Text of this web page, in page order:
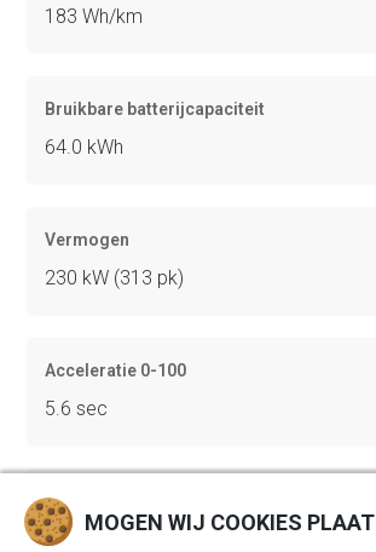
183 Wh/km
Bruikbare batterijcapaciteit
64.0 kWh
Vermogen
230 kW (313 pk)
Acceleratie 0-100
5.6 sec
Topsnelheid
160 km/u
MOGEN WIJ COOKIES